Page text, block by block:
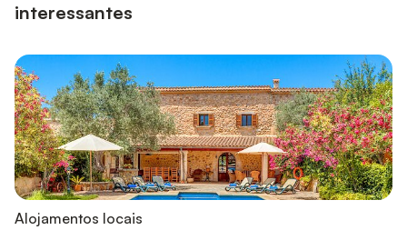
interessantes
Alojamentos locais